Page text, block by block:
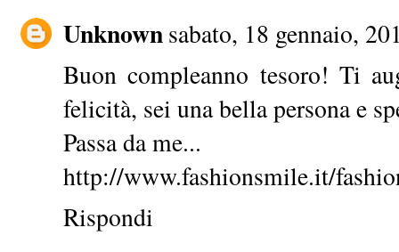
Unknownsabato, 18 gennaio,
Buon compleanno tesoro! Ti
felicità, sei una bella persona e
Passa da me...
http://www.fashionsmile.it/
Rispondi